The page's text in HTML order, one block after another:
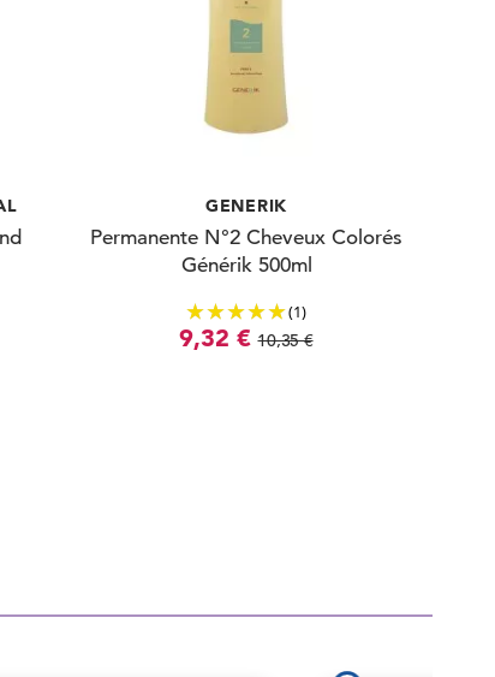
GENERIK
Permanente N°2 Cheveux Colorés
Générik 500ml
(1)
9,32 € 10,35 €